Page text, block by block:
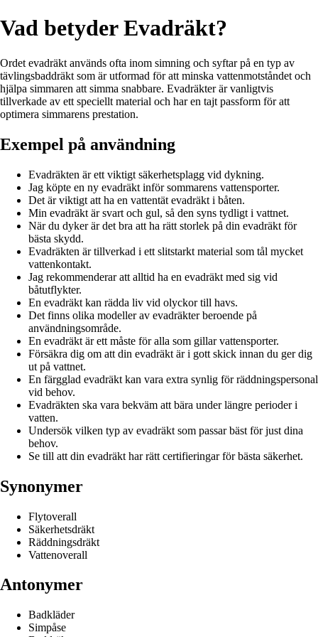
Vad betyder Evadräkt?
Ordet evadräkt används ofta inom simning och syftar på en typ av
tävlingsbaddräkt som är utformad för att minska vattenmotståndet och
hjälpa simmaren att simma snabbare. Evadräkter är vanligtvis
tillverkade av ett speciellt material och har en tajt passform för att
optimera simmarens prestation.
Exempel på användning
Evadräkten är ett viktigt säkerhetsplagg vid dykning.
Jag köpte en ny evadräkt inför sommarens vattensporter.
Det är viktigt att ha en vattentät evadräkt i båten.
Min evadräkt är svart och gul, så den syns tydligt i vattnet.
När du dyker är det bra att ha rätt storlek på din evadräkt för
bästa skydd.
Evadräkten är tillverkad i ett slitstarkt material som tål mycket
vattenkontakt.
Jag rekommenderar att alltid ha en evadräkt med sig vid
båtutflykter.
En evadräkt kan rädda liv vid olyckor till havs.
Det finns olika modeller av evadräkter beroende på
användningsområde.
En evadräkt är ett måste för alla som gillar vattensporter.
Försäkra dig om att din evadräkt är i gott skick innan du ger dig
ut på vattnet.
En färgglad evadräkt kan vara extra synlig för räddningspersonal
vid behov.
Evadräkten ska vara bekväm att bära under längre perioder i
vatten.
Undersök vilken typ av evadräkt som passar bäst för just dina
behov.
Se till att din evadräkt har rätt certifieringar för bästa säkerhet.
Synonymer
Flytoverall
Säkerhetsdräkt
Räddningsdräkt
Vattenoverall
Antonymer
Badkläder
Simpåse